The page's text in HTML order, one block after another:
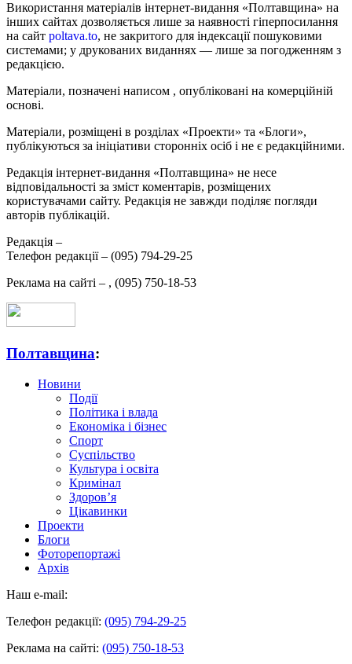
Використання матеріалів інтернет-видання «Полтавщина» на
інших сайтах дозволяється лише за наявності гіперпосилання
на сайт poltava.to, не закритого для індексації пошуковими
системами; у друкованих виданнях — лише за погодженням з
редакцією.
Матеріали, позначені написом , опубліковані на комерційній
основі.
Матеріали, розміщені в розділах «Проекти» та «Блоги»,
публікуються за ініціативи сторонніх осіб і не є редакційними.
Редакція інтернет-видання «Полтавщина» не несе
відповідальності за зміст коментарів, розміщених
користувачами сайту. Редакція не завжди поділяє погляди
авторів публікацій.
Редакція –
Телефон редакції – (095) 794-29-25
Реклама на сайті – , (095) 750-18-53
Полтавщина:
Новини
Події
Політика і влада
Економіка і бізнес
Спорт
Суспільство
Культура і освіта
Кримінал
Здоров’я
Цікавинки
Проекти
Блоги
Фоторепортажі
Архів
Наш e-mail:
Телефон редакції: (095) 794-29-25
Реклама на сайті: (095) 750-18-53